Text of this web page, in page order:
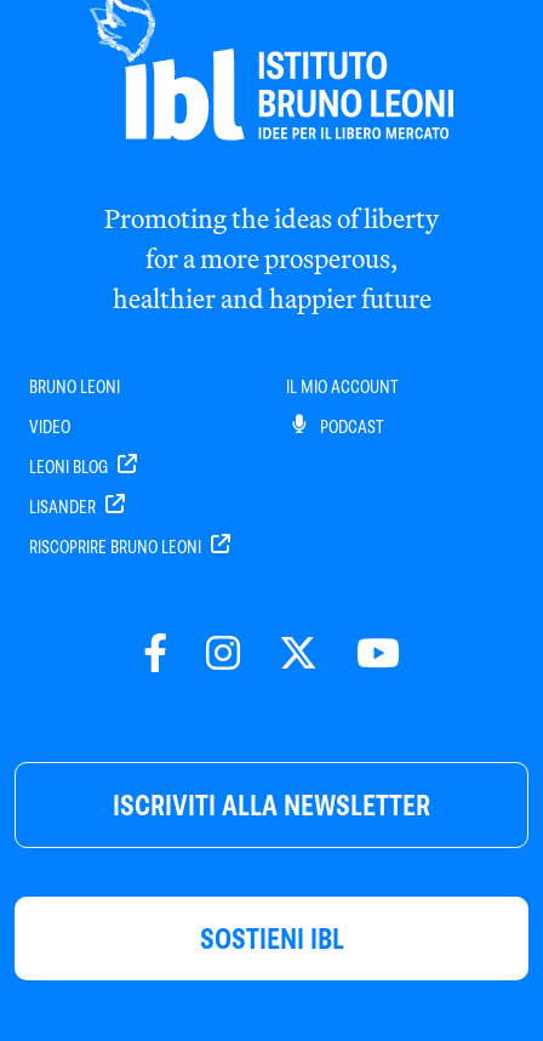
ISCRIVITI ALLA NEWSLETTER
SOSTIENI IBL
Promoting the ideas of liberty
for a more prosperous,
healthier and happier future
BRUNO LEONI
VIDEO
LEONI BLOG
LISANDER
RISCOPRIRE BRUNO LEONI
IL MIO ACCOUNT
PODCAST